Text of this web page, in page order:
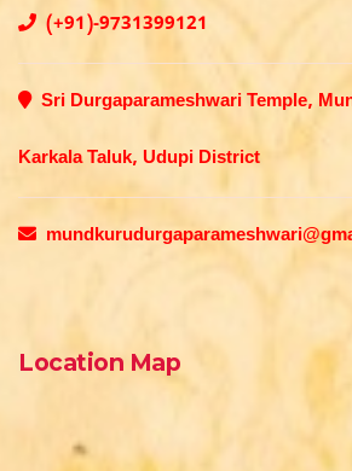
(+91)-9731399121
Sri Durgaparameshwari Temple,
Karkala Taluk, Udupi District
Location Map